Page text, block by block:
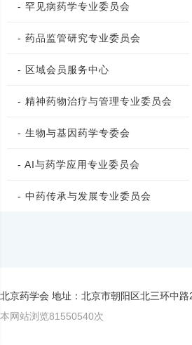
- 罕见病药学专业委员会
- 药品监管研究专业委员会
- 区域会员服务中心
- 精神药物治疗与管理专业委员会
- 生物与基因药学专委会
- AI与药学应用专业委员会
- 中药传承与发展专业委员会
北京药学会 地址：北京市朝阳区北三环中
本网站浏览81550540次